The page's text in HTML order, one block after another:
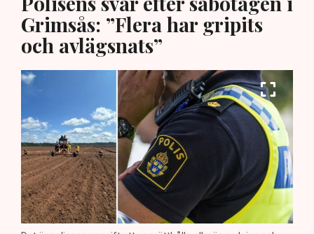
Grimsås: ”Flera har gripits
och avlägsnats”